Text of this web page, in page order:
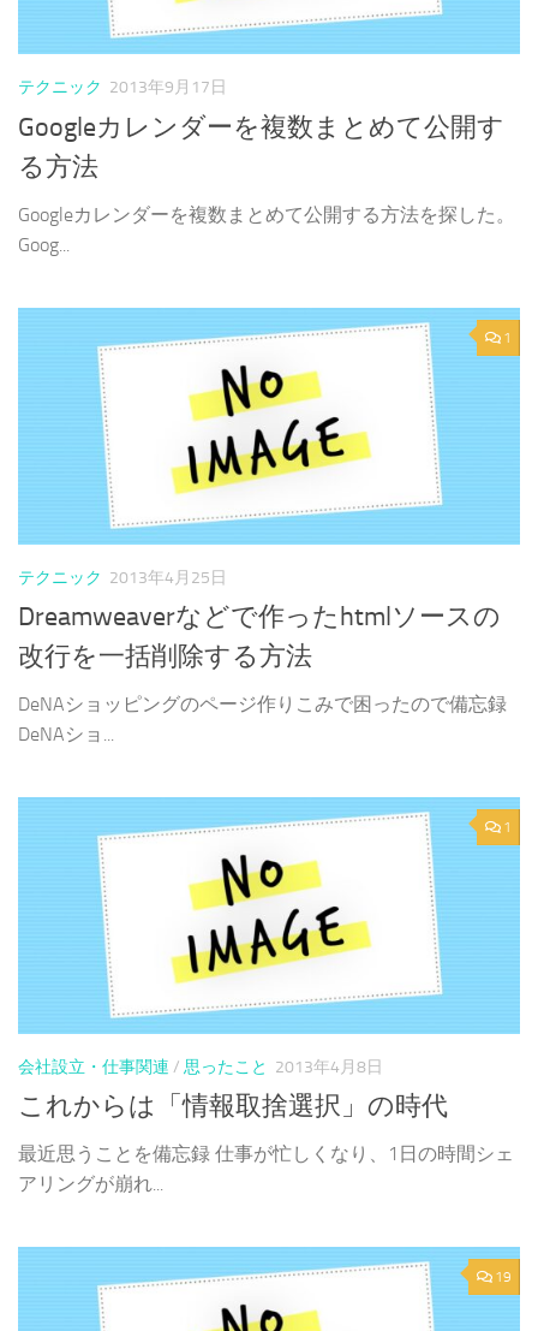
テクニック 2013年9月17日
Googleカレンダーを複数まとめて公開す
る方法
Googleカレンダーを複数まとめて公開する方法を探した。
Goog...
1
テクニック 2013年4月25日
Dreamweaverなどで作ったhtmlソースの
改行を一括削除する方法
DeNAショッピングのページ作りこみで困ったので備忘録
DeNAショ...
1
会社設立・仕事関連 / 思ったこと 2013年4月8日
これからは「情報取捨選択」の時代
最近思うことを備忘録 仕事が忙しくなり、1日の時間シェ
アリングが崩れ...
19